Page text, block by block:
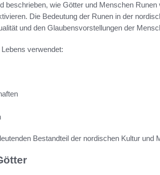
beschrieben, wie Götter und Menschen Runen
Die Bedeutung der Runen in der
und den Glaubensvorstellungen der
verwendet:
Bestandteil der nordischen Kultur und